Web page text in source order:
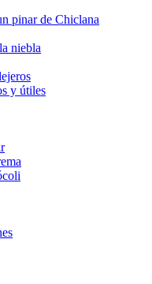
pinar de Chiclana
niebla
y útiles